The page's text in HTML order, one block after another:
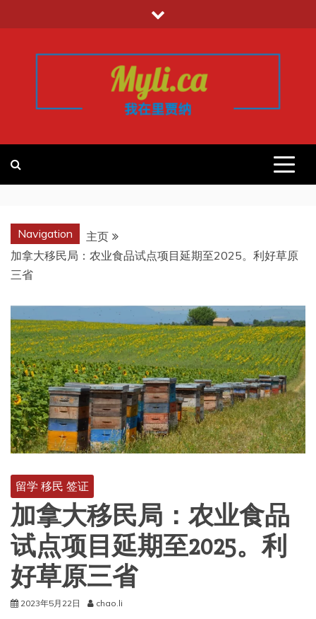
至
我的里贾纳
REGINA
Navigation
主页
加拿大移民局：农业食品试点项目延期至2025。利好草原
三省
留学 移民 签证
加拿大移民局：农业食品
试点项目延期至2025。利
好草原三省
2023年5月22日 chao.li